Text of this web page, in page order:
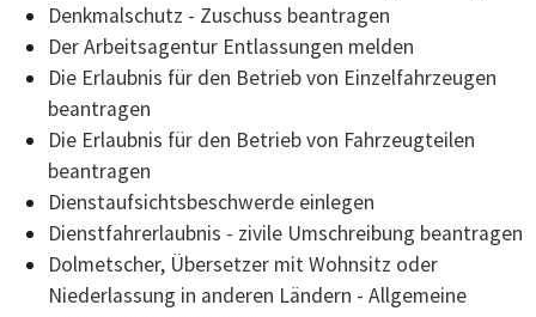
Denkmalschutz - Zuschuss beantragen
Der Arbeitsagentur Entlassungen melden
Die Erlaubnis für den Betrieb von Einzelfahrzeugen
beantragen
Die Erlaubnis für den Betrieb von Fahrzeugteilen
beantragen
Dienstaufsichtsbeschwerde einlegen
Dienstfahrerlaubnis - zivile Umschreibung beantragen
Dolmetscher, Übersetzer mit Wohnsitz oder
Niederlassung in anderen Ländern - Allgemeine